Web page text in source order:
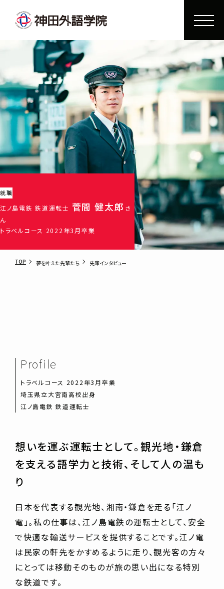
就職
江ノ島電鉄 鉄道運転士 菅間 健太郎 さ
ん
トラベルコース 2022年3月卒業
TOP 夢を叶えた先輩たち 先輩インタビュー
Profile
トラベルコース 2022年3月卒業
埼玉県立大宮南高校出身
江ノ島電鉄 鉄道運転士
想いを運ぶ運転士として。観光地・鎌倉
を支える語学力と技術、そして人の温も
り
日本を代表する観光地、湘南・鎌倉を走る「江ノ
電」。私の仕事は、江ノ島電鉄の運転士として、安全
で快適な輸送サービスを提供することです。江ノ電
は民家の軒先をかすめるように走り、観光客の方々
にとっては移動そのものが旅の思い出になる特別
な鉄道です。